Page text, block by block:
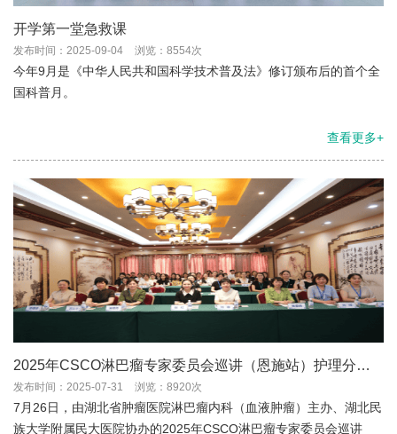
开学第一堂急救课
发布时间：2025-09-04 浏览：8554次
今年9月是《中华人民共和国科学技术普及法》修订颁布后的首个全
国科普月。
查看更多+
2025年CSCO淋巴瘤专家委员会巡讲（恩施站）护理分会
场成功举办
发布时间：2025-07-31 浏览：8920次
7月26日，由湖北省肿瘤医院淋巴瘤内科（血液肿瘤）主办、湖北民
族大学附属民大医院协办的2025年CSCO淋巴瘤专家委员会巡讲